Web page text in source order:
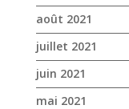
août 2021
juillet 2021
juin 2021
mai 2021